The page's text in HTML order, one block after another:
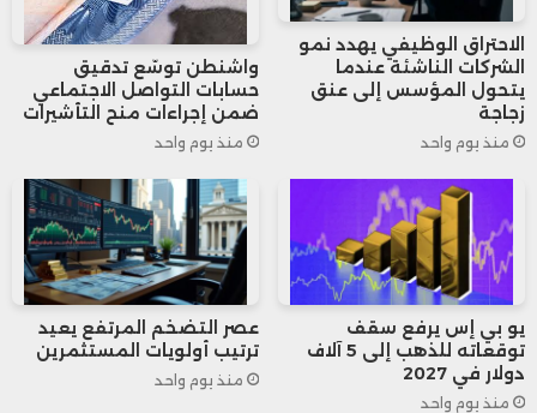
الاحتراق الوظيفي يهدد نمو
الشركات الناشئة عندما
يتحول المؤسس إلى عنق
زجاجة
منذ يوم واحد
واشنطن توسّع تدقيق
حسابات التواصل الاجتماعي
ضمن إجراءات منح التأشيرات
منذ يوم واحد
يو بي إس يرفع سقف
توقعاته للذهب إلى 5 آلاف
دولار في 2027
منذ يوم واحد
عصر التضخم المرتفع يعيد
ترتيب أولويات المستثمرين
منذ يوم واحد